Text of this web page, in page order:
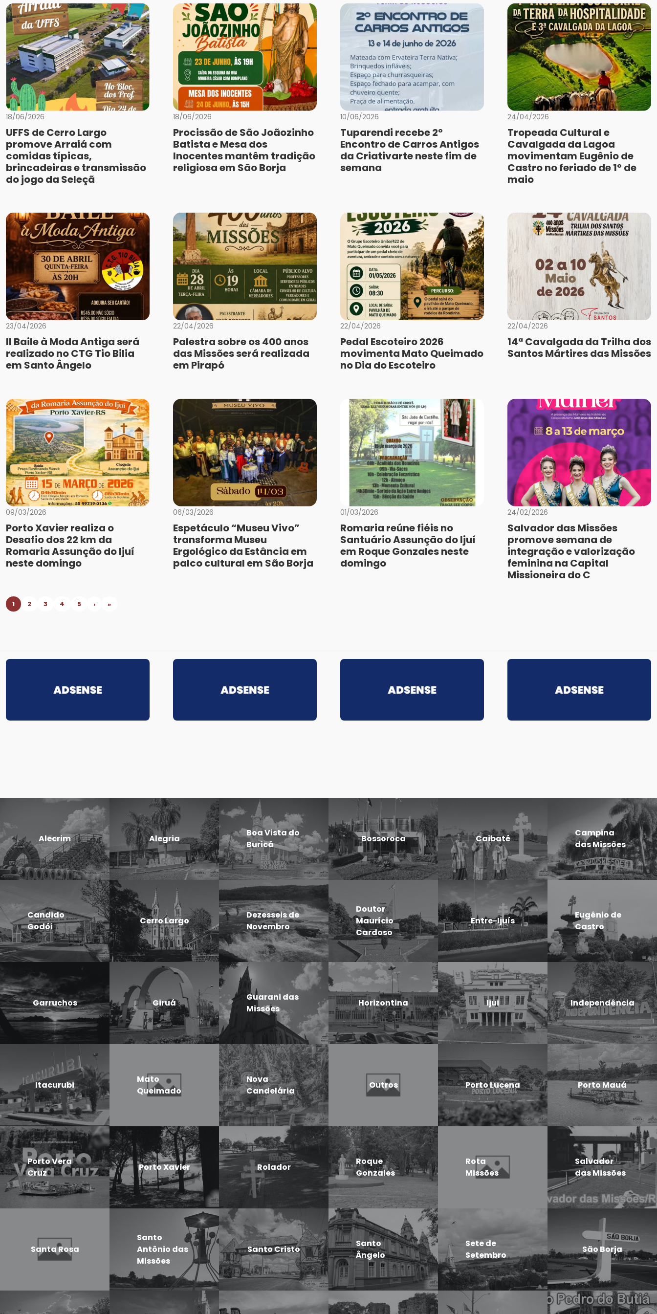
18/06/2026
UFFS de Cerro Largo
promove Arraiá com
comidas típicas,
brincadeiras e transmissão
do jogo da Seleçã
18/06/2026
Procissão de São Joãozinho
Batista e Mesa dos
Inocentes mantêm tradição
religiosa em São Borja
10/06/2026
Tuparendi recebe 2º
Encontro de Carros Antigos
da Criativarte neste fim de
semana
24/04/2026
Tropeada Cultural e
Cavalgada da Lagoa
movimentam Eugênio de
Castro no feriado de 1º de
maio
23/04/2026
II Baile à Moda Antiga será
realizado no CTG Tio Bilia
em Santo Ângelo
22/04/2026
Palestra sobre os 400 anos
das Missões será realizada
em Pirapó
22/04/2026
Pedal Escoteiro 2026
movimenta Mato Queimado
no Dia do Escoteiro
22/04/2026
14ª Cavalgada da Trilha dos
Santos Mártires das Missões
09/03/2026
Porto Xavier realiza o
Desafio dos 22 km da
Romaria Assunção do Ijuí
neste domingo
06/03/2026
Espetáculo “Museu Vivo”
transforma Museu
Ergológico da Estância em
palco cultural em São Borja
01/03/2026
Romaria reúne fiéis no
Santuário Assunção do Ijuí
em Roque Gonzales neste
domingo
24/02/2026
Salvador das Missões
promove semana de
integração e valorização
feminina na Capital
Missioneira do C
1 2 3 4 5 › »
Alecrim Alegria
Boa Vista do
Buricá
Bossoroca Caibaté
Campina
das Missões
Candido
Godói
Cerro Largo
Dezesseis de
Novembro
Doutor
Maurício
Cardoso
Entre-Ijuís
Eugênio de
Castro
Garruchos Giruá
Guarani das
Missões
Horizontina Ijui Independência
Itacurubi
Mato
Queimado
Nova
Candelária
Outros Porto Lucena Porto Mauá
Porto Vera
Cruz
Porto Xavier Rolador
Roque
Gonzales
Rota
Missões
Salvador
das Missões
Santa Rosa
Santo
Antônio das
Missões
Santo Cristo
Santo
Ângelo
Sete de
Setembro
São Borja